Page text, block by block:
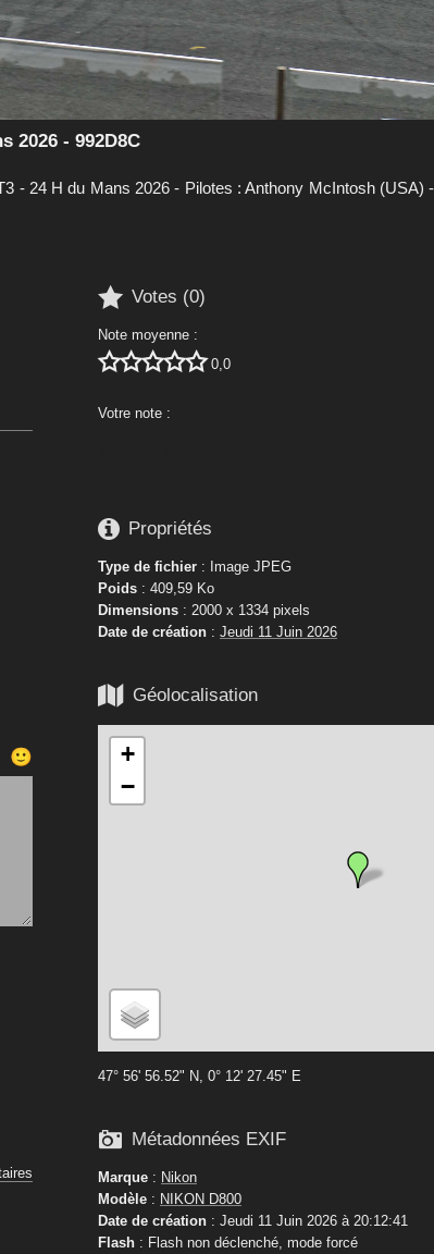
2026 - 992D8C
- 24 H du Mans 2026 - Pilotes : Anthony McIntosh (USA)
 Votes (0)
Note moyenne :
 0,0
Votre note :
 Propriétés
Type de fichier : Image JPEG
Poids : 409,59 Ko
Dimensions : 2000 x 1334 pixels
Date de création : Jeudi 11 Juin 2026
 Géolocalisation
+
−
47° 56' 56.52" N, 0° 12' 27.45" E
 Métadonnées EXIF
Marque : Nikon
Modèle : NIKON D800
Date de création : Jeudi 11 Juin 2026 à 20:12:41
Flash : Flash non déclenché, mode forcé
🙂